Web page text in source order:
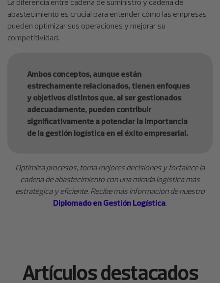
abastecimiento es crucial para entender cómo las empresas
pueden optimizar sus operaciones y mejorar su
competitividad.
Ambos conceptos, aunque están
estrechamente relacionados, tienen enfoques
y objetivos distintos que, al ser gestionados
adecuadamente, pueden contribuir
significativamente a potenciar la importancia
de la gestión logística en el éxito empresarial.
Optimiza procesos, toma mejores decisiones y fortalece la
cadena de abastecimiento con una mirada logística más
estratégica y eficiente. Recibe más información de nuestro
Diplomado en Gestión Logística.
Artículos destacados